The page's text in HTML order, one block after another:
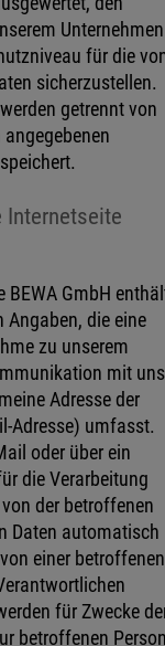
Unternehmen
für die
sicherzustellen.
getrennt von
Internetseite
BEWA GmbH
die eine
zu unserem
mit uns
Adresse der
Adresse) umfasst.
oder über ein
die Verarbeitung
der betroffenen
Daten automatisch
einer betroffenen
für Zwecke
betroffenen